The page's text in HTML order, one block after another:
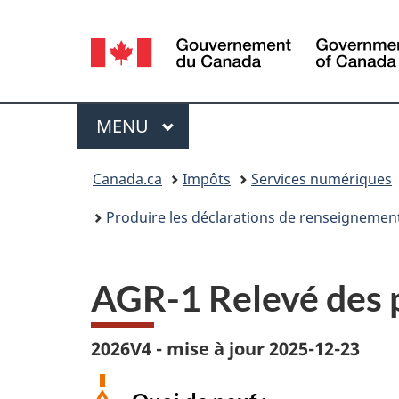
Sélection
de
la
langue
Menu
MENU PRINCIPAL
Canada.ca Impôts Services numériques
Produire les déclarations de
AGR-1 Relevé
2026V4 - mise à jour 2025-12-23